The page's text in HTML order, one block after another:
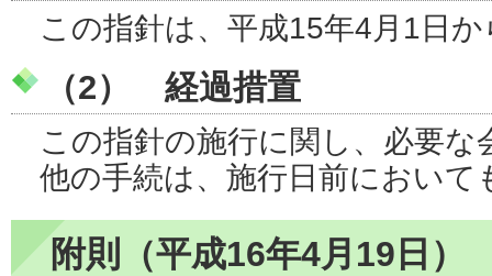
この指針は、平成15年4月1日
（2） 経過措置
この指針の施行に関し、必要な
他の手続は、施行日前におい
附則（平成16年4月19日）